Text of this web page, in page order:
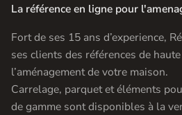
La référence en ligne pour
Fort de ses 15 ans d’experience,
ses clients des références de
l’aménagement de votre maison.
Carrelage, parquet et éléments
de gamme sont disponibles à la